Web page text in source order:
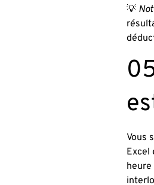
💡
Vous
Excel